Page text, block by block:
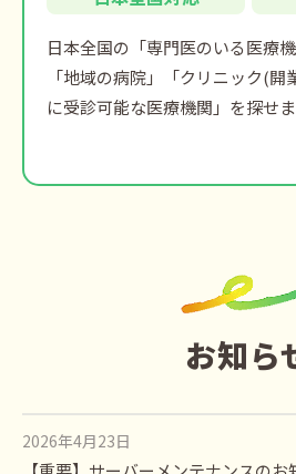
日本全国の「専門医のいる医療
「地域の病院」「クリニック(開
に受診可能な医療機関」を探せま
お知ら
2026年4月23日